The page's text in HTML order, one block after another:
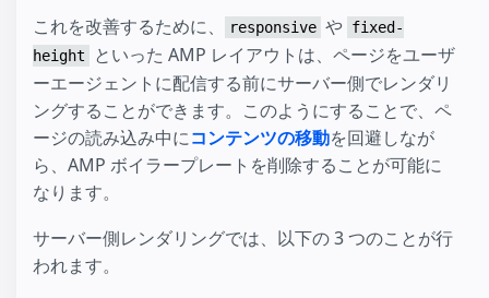
これを改善するために、
responsive や fixed-
height
といった AMP レイアウトは、ページをユーザ
ーエージェントに配信する前にサーバー側でレンダリ
ングすることができます。このようにすることで、ペ
ージの読み込み中にコンテンツの移動を回避しなが
ら、AMP ボイラープレートを削除することが可能に
なります。
サーバー側レンダリングでは、以下の 3 つのことが行
われます。